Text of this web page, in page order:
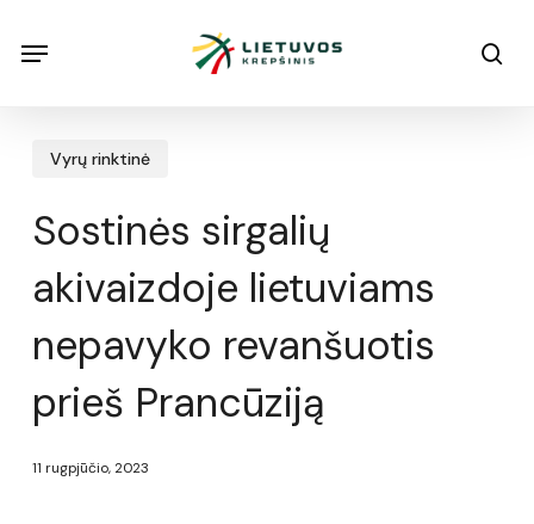
Menu
Vyrų rinktinė
Sostinės sirgalių
akivaizdoje lietuviams
nepavyko revanšuotis
prieš Prancūziją
11 rugpjūčio, 2023